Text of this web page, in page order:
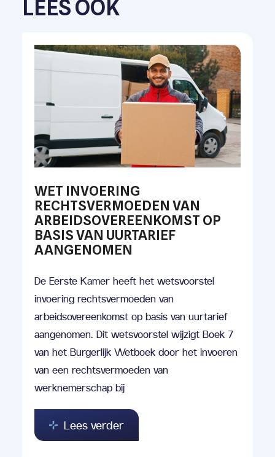
LEES OOK
WET INVOERING
RECHTSVERMOEDEN VAN
ARBEIDSOVEREENKOMST OP
BASIS VAN UURTARIEF
AANGENOMEN
De Eerste Kamer heeft het wetsvoorstel
invoering rechtsvermoeden van
arbeidsovereenkomst op basis van uurtarief
aangenomen. Dit wetsvoorstel wijzigt Boek 7
van het Burgerlijk Wetboek door het invoeren
van een rechtsvermoeden van
werknemerschap bij
Lees verder